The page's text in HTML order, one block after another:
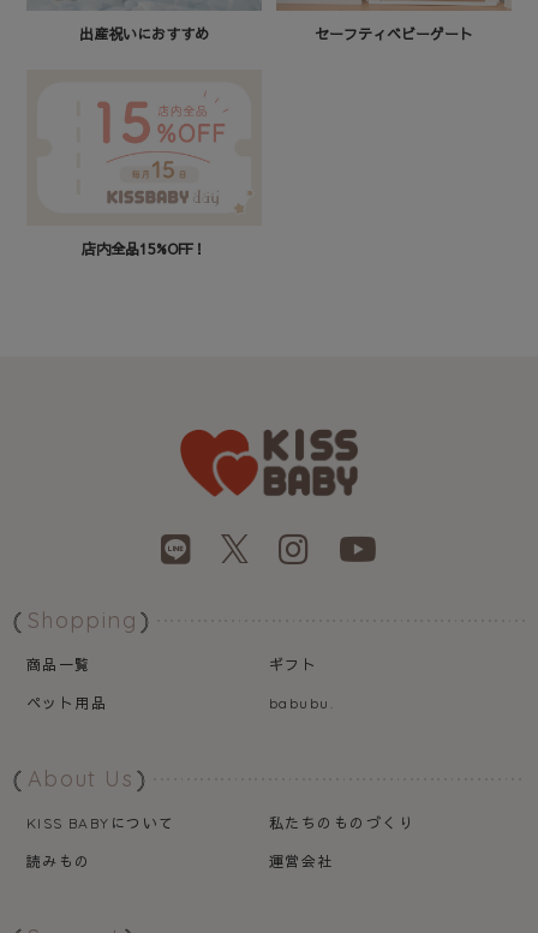
出産祝いにおすすめ セーフティベビーゲート
店内全品15%OFF！
Shopping
商品一覧
ギフト
ペット用品
babubu.
About Us
KISS BABY について
私たちのものづくり
読みもの
運営会社